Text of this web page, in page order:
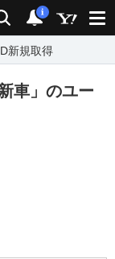
検索 通知
i
新規取得
車」のユー